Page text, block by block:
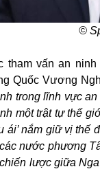
©
tham vấn an
Quốc Vương
trong lĩnh vực
một trật tự thế
ái’ nắm giữ vị thế
nước phương
lược giữa